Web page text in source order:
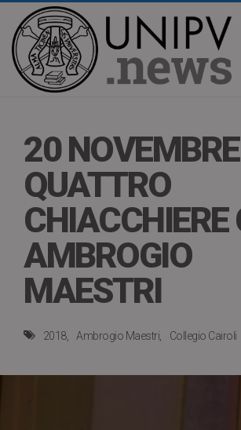
20
QUATTRO
CHIACCHIERE
AMBROGIO
MAESTRI
2018 Ambrogio Maestri Collegio Cairoli